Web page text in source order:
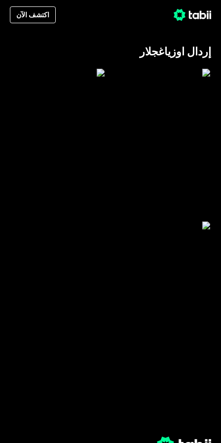
اكتشف الآن
إردال اوزياغجلار